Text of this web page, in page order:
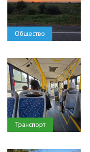
Общество
Транспорт